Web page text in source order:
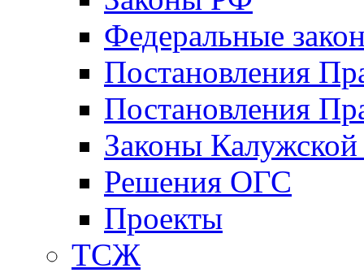
Федеральные
Постановления
Постановления
Законы Калужской
Решения ОГС
Проекты
ТСЖ